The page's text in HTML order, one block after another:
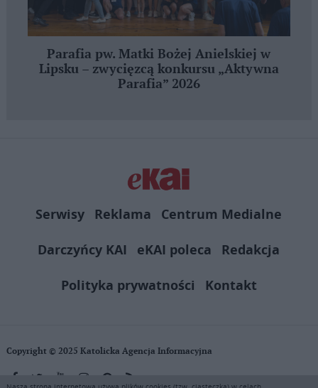
Parafia pw. Matki Bożej Anielskiej w
Lipsku – zwycięzcą konkursu „Aktywna
Parafia” 2026
Serwisy Reklama
Centrum Medialne
Darczyńcy KAI
eKAI poleca
Redakcja
Polityka prywatności
Kontakt
Copyright © 2025 Katolicka Agencja Informacyjna